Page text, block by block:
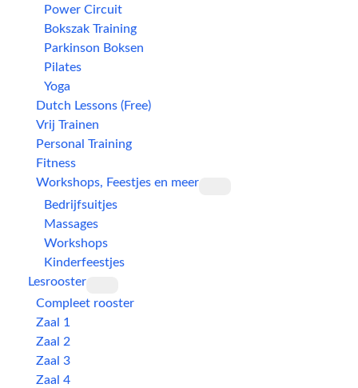
Power Circuit
Bokszak Training
Parkinson Boksen
Pilates
Yoga
Dutch Lessons (Free)
Vrij Trainen
Personal Training
Fitness
Workshops, Feestjes en meer
Bedrijfsuitjes
Massages
Workshops
Kinderfeestjes
Lesrooster
Compleet rooster
Zaal 1
Zaal 2
Zaal 3
Zaal 4